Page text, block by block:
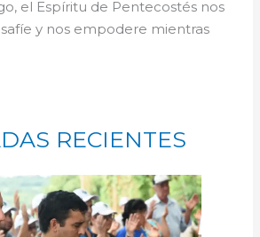
el Espíritu de Pentecostés nos
y nos empodere mientras
RECIENTES